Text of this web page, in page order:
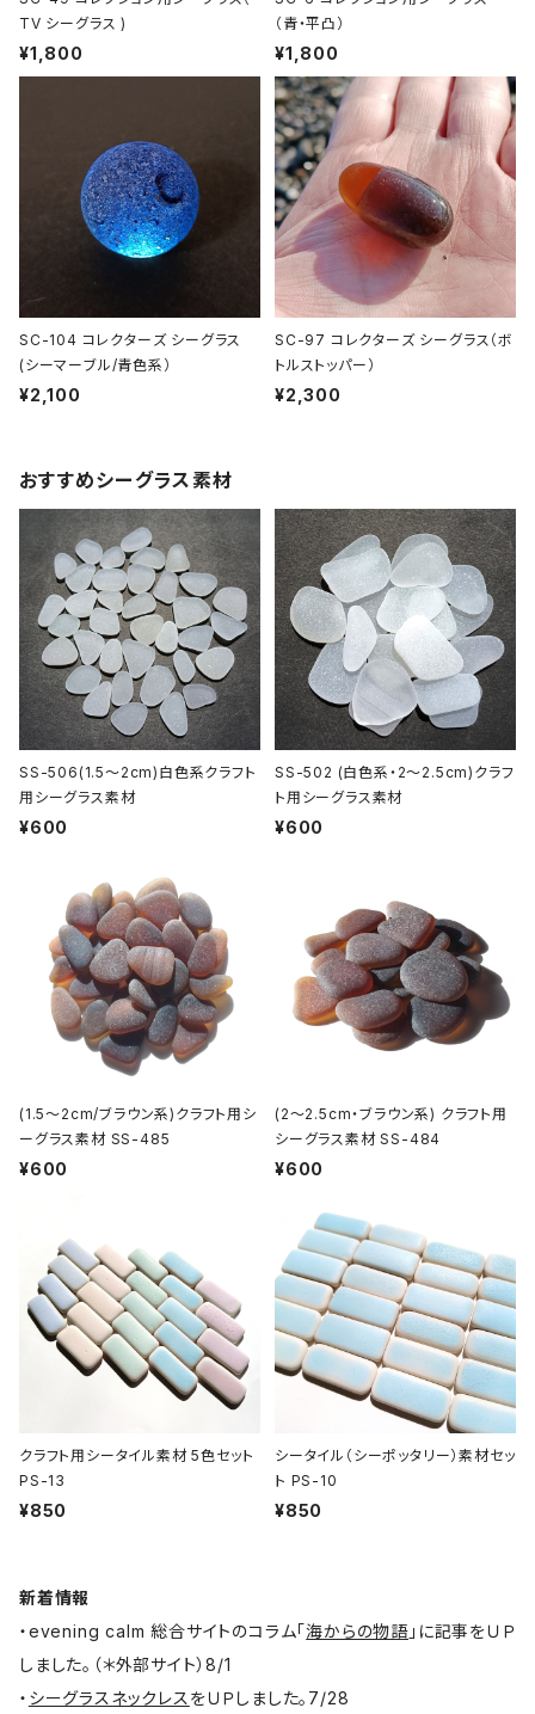
TV シーグラス )
¥1,800
（青・平凸）
¥1,800
SC-104 コレクターズ シーグラス
(シーマーブル/青色系）
¥2,100
SC-97 コレクターズ シーグラス（ボ
トルストッパー）
¥2,300
おすすめシーグラス素材
SS-506(1.5～2cm)白色系クラフト
用シーグラス素材
¥600
SS-502 (白色系・2～2.5cm)クラフ
ト用シーグラス素材
¥600
(1.5～2cm/ブラウン系)クラフト用シ
ーグラス素材 SS-485
¥600
(2～2.5cm・ブラウン系) クラフト用
シーグラス素材 SS-484
¥600
クラフト用シータイル素材 5色セット
PS-13
¥850
シータイル（シーポッタリー）素材セッ
ト PS-10
¥850
新着情報
・evening calm 総合サイトのコラム「海からの物語 」に記事をＵＰ
しました。（＊外部サイト）8/1
・ シーグラスネックレス をＵＰしました。7/28